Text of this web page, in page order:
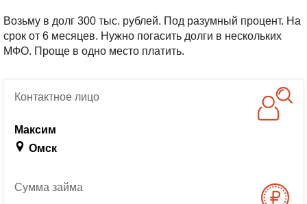
Возьму в долг 300 тыс. рублей. Под разумный процент. На
срок от 6 месяцев. Нужно погасить долги в нескольких
МФО. Проще в одно место платить.
Контактноелицо
Максим
Омск
Суммазайма